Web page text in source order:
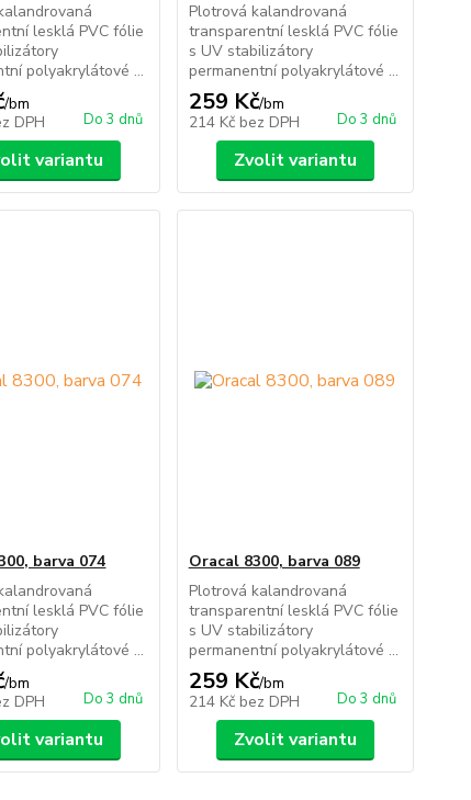
lesklá PVC fólie
polyakrylátové ...
/bm
DPH Do 3 dnů
variantu
Plotrová kalandrovaná
transparentní lesklá PVC fólie
s UV stabilizátory
permanentní polyakrylátové ...
259 Kč/bm
214 Kč bez DPH Do 3 dnů
Zvolit variantu
barva 074
lesklá PVC fólie
polyakrylátové ...
/bm
DPH Do 3 dnů
variantu
Oracal 8300, barva 089
Plotrová kalandrovaná
transparentní lesklá PVC fólie
s UV stabilizátory
permanentní polyakrylátové ...
259 Kč/bm
214 Kč bez DPH Do 3 dnů
Zvolit variantu